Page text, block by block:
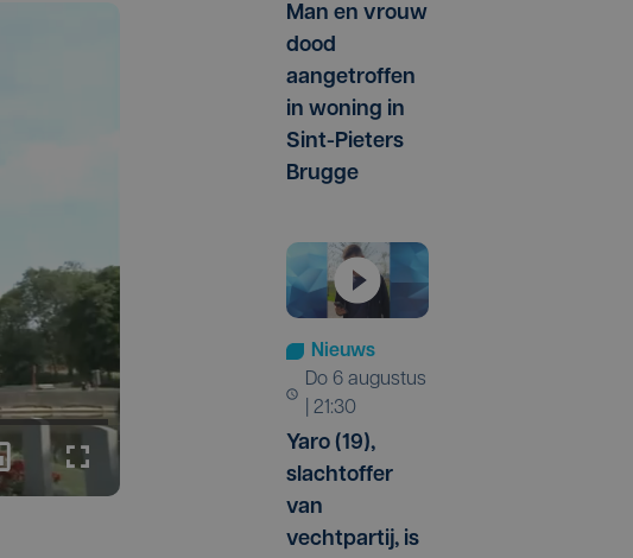
Man en vrouw
dood
aangetroffen
in woning in
Sint-Pieters
Brugge
Nieuws
do 6 augustus
| 21:30
Yaro (19),
slachtoffer
van
vechtpartij, is